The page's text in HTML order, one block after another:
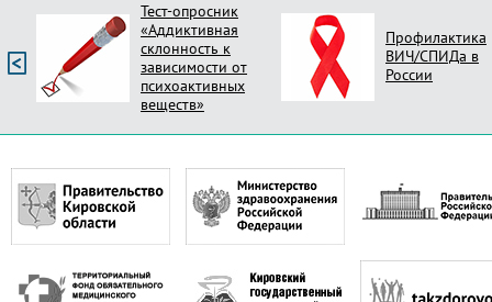
Тест-опросник
«Аддиктивная
склонность к
зависимости от
психоактивных
веществ»
Профилактика
ВИЧ/СПИДа в
России